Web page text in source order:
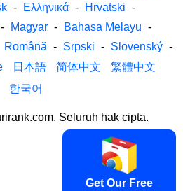
- Ελληνικά - Hrvatski -
- Magyar - Bahasa Melayu -
Română - Srpski - Slovenský -
日本語 简体中文
繁體中文
한국어
Seluruh hak cipta.
Get Our Free